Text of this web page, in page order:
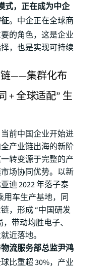
式，正在成为中企
。中企正在全球商
的角色，这是企业
，也是实现可持续
——集群化布
+ 全球适配” 生
前中国企业开始进
产业链出海的新阶
转变源于完整的产
场协同优势。以新
迪 2022 年落子泰
用车生产基地，同
，形成 “中国研发
带动均胜电子、
近落地。
流服务部总监尹鸿
比重超 30%，产业